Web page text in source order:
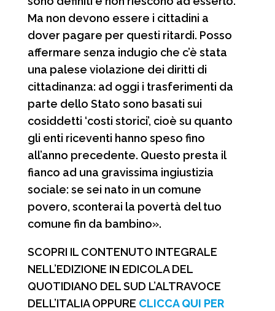
Ma non devono essere i cittadini a
dover pagare per questi ritardi. Posso
affermare senza indugio che c’è stata
una palese violazione dei diritti di
cittadinanza: ad oggi i trasferimenti da
parte dello Stato sono basati sui
cosiddetti ‘costi storici’, cioè su quanto
gli enti riceventi hanno speso fino
all’anno precedente. Questo presta il
fianco ad una gravissima ingiustizia
sociale: se sei nato in un comune
povero, sconterai la povertà del tuo
comune fin da bambino».
SCOPRI IL CONTENUTO INTEGRALE
NELL’EDIZIONE IN EDICOLA DEL
QUOTIDIANO DEL SUD L’ALTRAVOCE
DELL’ITALIA OPPURE CLICCA QUI PER